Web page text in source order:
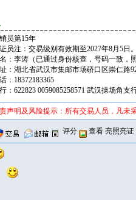
员第15年
员注：交易级别有效期至2027年8月5日
：李涛（已通过身份核查，号码一致，
：湖北省武汉市集邮市场硚口区崇仁路
：18372183365
：622823 0059085258571 武汉操场角支
声明及风险提示：所有交易人员，凡未
评分 查看 亮照亮证